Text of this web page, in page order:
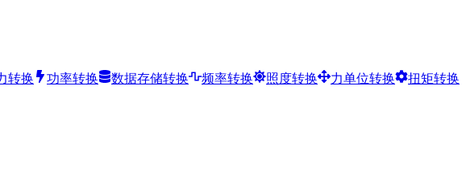
转换 功率转换 数据存储转换 频率转换 照度转换 力单位转换
扭矩转换